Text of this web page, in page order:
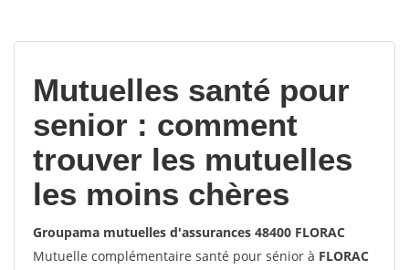
Mutuelles santé pour
senior : comment
trouver les mutuelles
les moins chères
Groupama mutuelles d'assurances 48400 FLORAC
Mutuelle complémentaire santé pour sénior à FLORAC